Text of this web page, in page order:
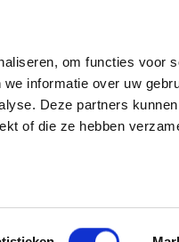
om functies voor
informatie over uw
Deze partners
of die ze hebben